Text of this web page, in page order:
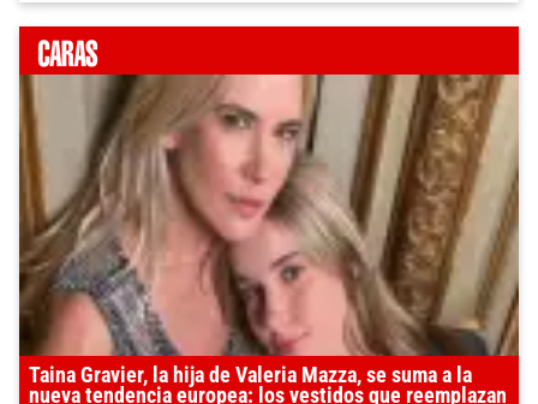
Taina Gravier, la hija de Valeria Mazza, se suma a la
nueva tendencia europea: los vestidos que reemplazan